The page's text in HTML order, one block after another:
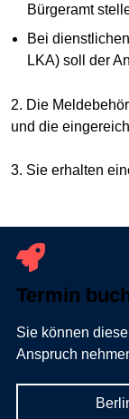
Bürgeramt
Bei
LKA) soll der
2. Die
und die
3. Sie erhalten
Termin
Sie können
Anspruch